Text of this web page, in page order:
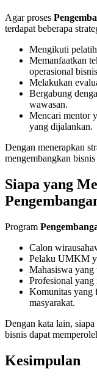
Agar proses
terdapat beberapa
Mengikuti
Memanfaatkan
operasional
Melakukan
Bergabung
wawasan.
Mencari mentor
yang dijalankan.
Dengan menerapkan
mengembangkan
Siapa yang
Program
Calon
Pelaku UMKM
Mahasiswa yang
Profesional yang
Komunitas yang
masyarakat.
Dengan kata lain,
bisnis dapat
Kesimpulan